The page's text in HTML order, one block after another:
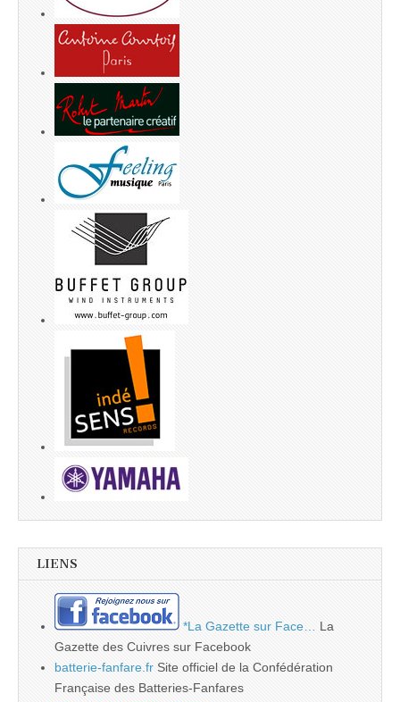
LIENS
*La Gazette sur Face…
La
Gazette des Cuivres sur Facebook
batterie-fanfare.fr Site officiel de la Confédération
Française des Batteries-Fanfares